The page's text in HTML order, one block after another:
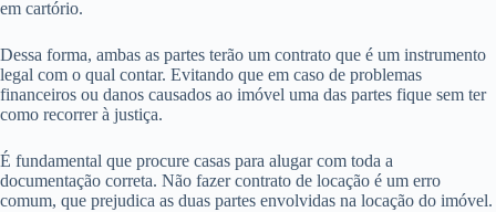
em cartório.
Dessa forma, ambas as partes terão um contrato que é um instrumento
legal com o qual contar. Evitando que em caso de problemas
financeiros ou danos causados ao imóvel uma das partes fique sem ter
como recorrer à justiça.
É fundamental que procure casas para alugar com toda a
documentação correta. Não fazer contrato de locação é um erro
comum, que prejudica as duas partes envolvidas na locação do imóvel.